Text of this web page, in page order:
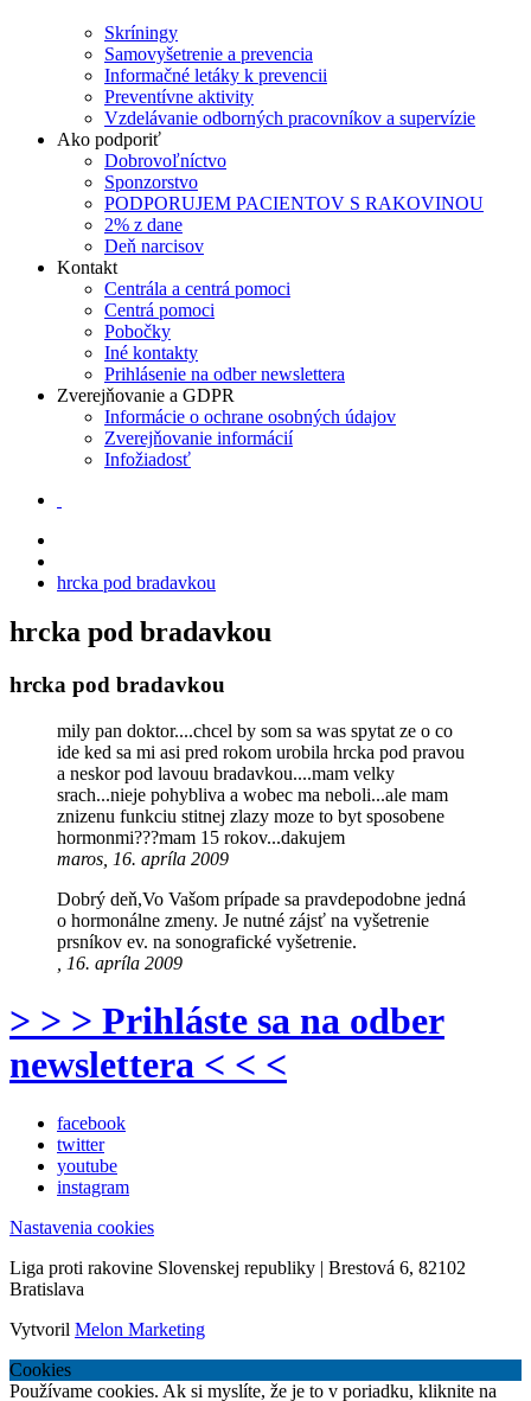
Skríningy
Samovyšetrenie a prevencia
Informačné letáky k prevencii
Preventívne aktivity
Vzdelávanie odborných pracovníkov a supervízie
Ako podporiť
Dobrovoľníctvo
Sponzorstvo
PODPORUJEM PACIENTOV S RAKOVINOU
2% z dane
Deň narcisov
Kontakt
Centrála a centrá pomoci
Centrá pomoci
Pobočky
Iné kontakty
Prihlásenie na odber newslettera
Zverejňovanie a GDPR
Informácie o ochrane osobných údajov
Zverejňovanie informácií
Infožiadosť
hrcka pod bradavkou
hrcka pod bradavkou
hrcka pod bradavkou
mily pan doktor....chcel by som sa was spytat ze o co
ide ked sa mi asi pred rokom urobila hrcka pod pravou
a neskor pod lavouu bradavkou....mam velky
srach...nieje pohybliva a wobec ma neboli...ale mam
znizenu funkciu stitnej zlazy moze to byt sposobene
hormonmi???mam 15 rokov...dakujem
maros, 16. apríla 2009
Dobrý deň,Vo Vašom prípade sa pravdepodobne jedná
o hormonálne zmeny. Je nutné zájsť na vyšetrenie
prsníkov ev. na sonografické vyšetrenie.
, 16. apríla 2009
> > > Prihláste sa na odber
newslettera < < <
facebook
twitter
youtube
instagram
Nastavenia cookies
Liga proti rakovine Slovenskej republiky | Brestová 6, 82102
Bratislava
Vytvoril Melon Marketing
Cookies
Používame cookies. Ak si myslíte, že je to v poriadku, kliknite na